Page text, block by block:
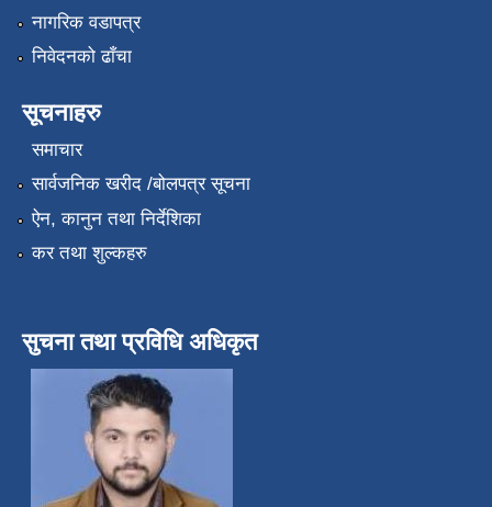
नागरिक वडापत्र
निवेदनको ढाँचा
सूचनाहरु
समाचार
सार्वजनिक खरीद /बोलपत्र सूचना
ऐन, कानुन तथा निर्देशिका
कर तथा शुल्कहरु
सुचना तथा प्रविधि अधिकृत